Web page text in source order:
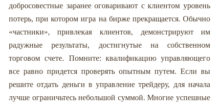
добросовестные заранее оговаривают с клиентом уровень
потерь, при котором игра на бирже прекращается. Обычно
«частники», привлекая клиентов, демонстрируют им
радужные результаты, достигнутые на собственном
торговом счете. Помните: квалификацию управляющего
все равно придется проверять опытным путем. Если вы
решите отдать деньги в управление трейдеру, для начала
лучше ограничьтесь небольшой суммой. Многие успешные